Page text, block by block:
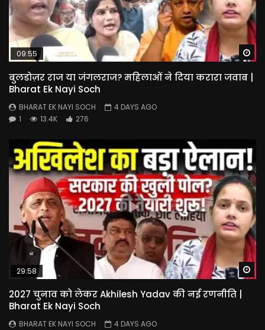
09:55
बुलडोज़र राज या जंगलराज? महिलाओं ने दिया करारा जवाब |
Bharat Ek Nayi Soch
BHARAT EK NAYI SOCH
4 DAYS AGO
1
13.4K 276
29:58
2027 चुनाव को लेकर Akhilesh Yadav की नई रणनीति |
Bharat Ek Nayi Soch
BHARAT EK NAYI SOCH
4 DAYS AGO